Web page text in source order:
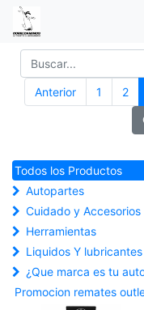
Anterior 1 2
Todos los Productos
Autopartes
Cuidado y Accesorios
Herramientas
Liquidos Y lubricantes
¿Que marca es tu
Promocion remates